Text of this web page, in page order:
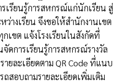
รเรียนรู้การสหกรณ์แก่นักเรียน สู่
ว่างเรียน จึงขอให้สำนักงานเขต
ขต แจ้งโรงเรียนในสังกัดที่
จัดการเรียนรู้การสหกรณ์รางวัล
ยละเอียดตาม QR Code ที่แนบ
สอบถามรายละเอียดเพิ่มเติม